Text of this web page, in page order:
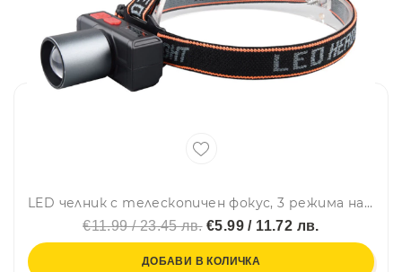
LED челник с телескопичен фокус, 3 режима на осветяване, 60-градсово рамо на наклон и до 8 часа работа-JS-929
€11.99 / 23.45 лв.€5.99 / 11.72 лв.
ДОБАВИ В КОЛИЧКА